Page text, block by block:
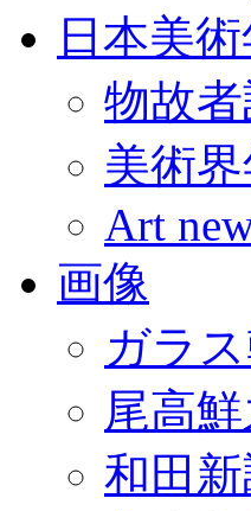
日本美
物故
美術界
Art
画像
ガラ
尾高
和田